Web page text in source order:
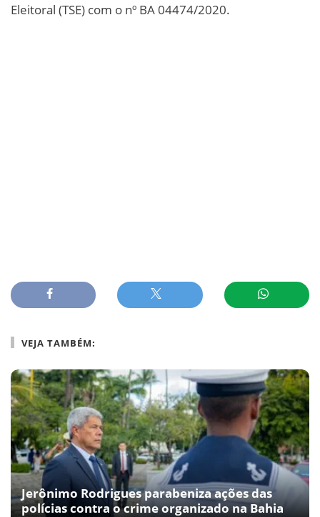
Eleitoral (TSE) com o nº BA 04474/2020.
VEJA TAMBÉM:
Jerônimo Rodrigues parabeniza ações das
polícias contra o crime organizado na Bahia